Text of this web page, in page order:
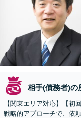
相手(債務者)の
【関東エリア対応】【初
戦略的アプローチで、依